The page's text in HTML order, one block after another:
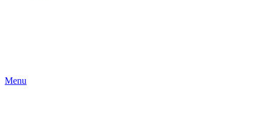
Menu